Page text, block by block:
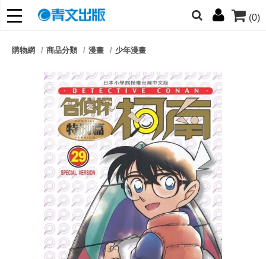
(0)
朋友們，提高警覺！
購物網 商品分類 漫畫 少年漫畫